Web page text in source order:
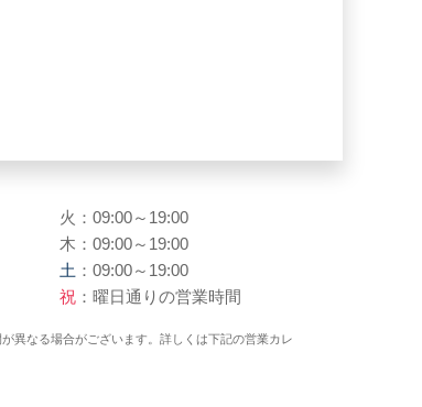
火：09:00～19:00
木：09:00～19:00
土 ：09:00～19:00
祝 ：曜日通りの営業時間
異なる場合がございます。詳しくは下記の営業カレ